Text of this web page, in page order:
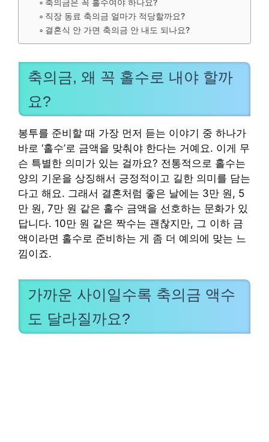
축의금은 꼭 홀수여야 하나요?
직장 동료 축의금 얼마가 적당할까요?
결혼식 안 가면 축의금 안 내도 되나요?
축의금, 왜 꼭 홀수로 내야 할까
요?
봉투를 준비할 때 가장 먼저 듣는 이야기 중 하나가
바로 ‘홀수’로 금액을 맞춰야 한다는 거예요. 이게 무
슨 특별한 의미가 있는 걸까요? 전통적으로 홀수는
양의 기운을 상징해서 긍정적이고 길한 의미를 담는
다고 해요. 그래서 결혼처럼 좋은 날에는 3만 원, 5
만 원, 7만 원 같은 홀수 금액을 선호하는 문화가 있
답니다. 10만 원 같은 짝수는 괜찮지만, 그 이하 금
액이라면 홀수로 준비하는 게 좀 더 예의에 맞는 느
낌이죠.
가까운 사이일수록 축의금 액수
도 달라질까요?